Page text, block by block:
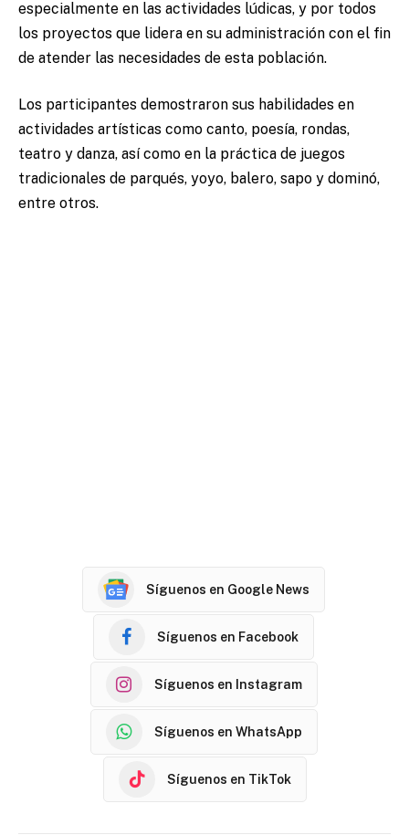
especialmente en las actividades lúdicas, y por todos
los proyectos que lidera en su administración con el fin
de atender las necesidades de esta población.
Los participantes demostraron sus habilidades en
actividades artísticas como canto, poesía, rondas,
teatro y danza, así como en la práctica de juegos
tradicionales de parqués, yoyo, balero, sapo y dominó,
entre otros.
Síguenos en Google News
Síguenos en Facebook
Síguenos en Instagram
Síguenos en WhatsApp
Síguenos en TikTok